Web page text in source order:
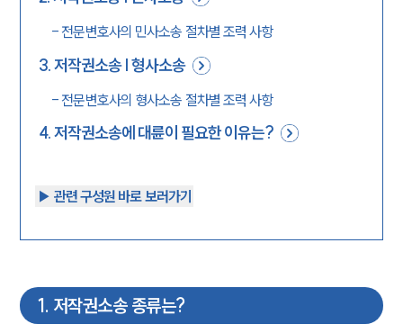
- 전문변호사의 민사소송 절차별 조력 사항
3.저작권소송 | 형사소송
- 전문변호사의 형사소송 절차별 조력 사항
4.저작권소송에 대륜이 필요한 이유는?
▶︎ 관련 구성원 바로 보러가기
1. 저작권소송 종류는?